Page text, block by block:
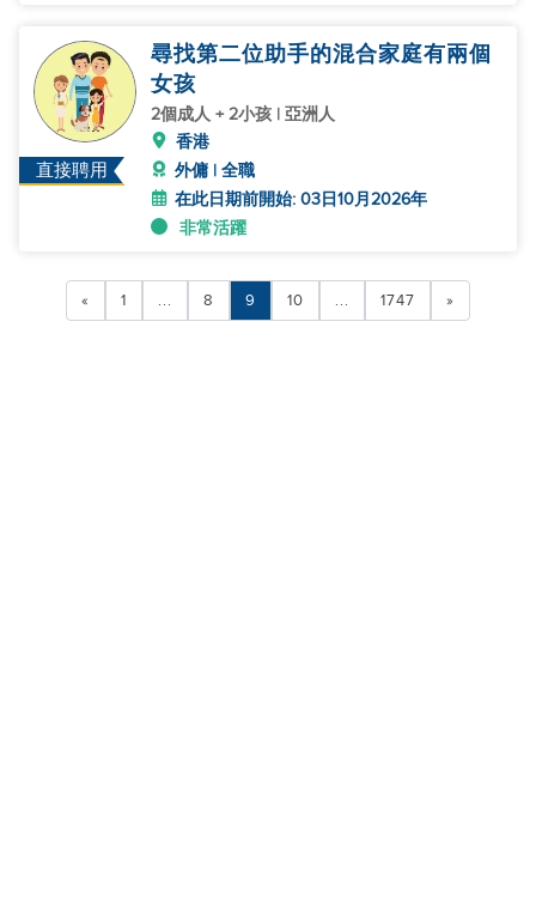
直接聘用
尋找第二位助手的混合家庭有兩個
女孩
2個成人 + 2小孩 | 亞洲人
香港
外傭 | 全職
在此日期前開始: 03日10月2026年
非常活躍
« 1 ... 8 9 10 ... 1747 »